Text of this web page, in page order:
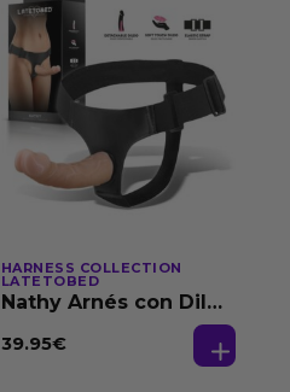
HARNESS COLLECTION
LATETOBED
Nathy Arnés con Dildo
39.95€